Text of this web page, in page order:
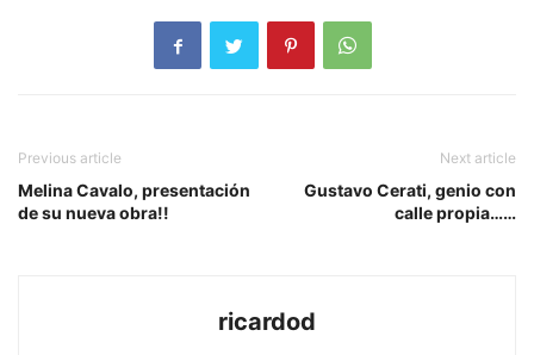
Previous article
Melina Cavalo, presentación
de su nueva obra!!
Next article
Gustavo Cerati, genio con
calle propia……
ricardod